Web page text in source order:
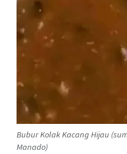
Bubur Kolak Kacang Hijau
Manado)